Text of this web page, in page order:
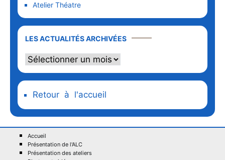
Atelier Théatre
LES ACTUALITÉS ARCHIVÉES
Retour à l'accueil
Accueil
Présentation de l'ALC
Présentation des ateliers